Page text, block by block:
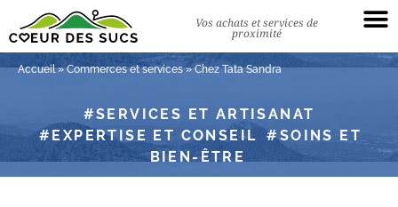
Vos achats et services de
proximité
Accueil»Commerces et services»Chez Tata Sandra
SERVICES ET ARTISANAT
EXPERTISE ET CONSEIL
SOINS ET
BIEN-ÊTRE